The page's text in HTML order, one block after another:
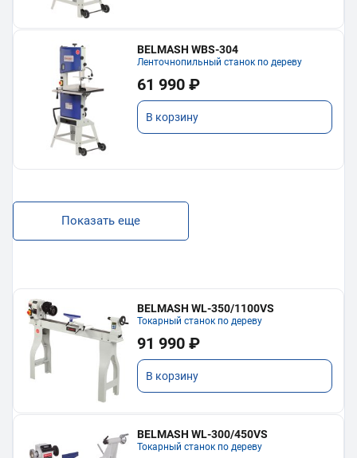
BELMASH WBS-304
Ленточнопильный станок по дереву
61 990 ₽
В корзину
Показать еще
BELMASH WL-350/1100VS
Токарный станок по дереву
91 990 ₽
В корзину
BELMASH WL-300/450VS
Токарный станок по дереву